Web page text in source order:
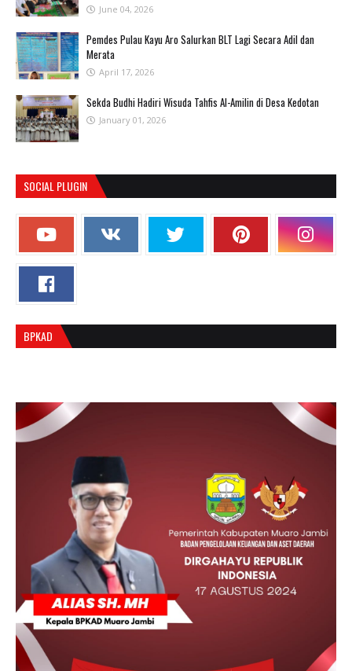
June 04, 2026
Pemdes Pulau Kayu Aro Salurkan BLT Lagi Secara Adil dan
Merata
April 17, 2026
Sekda Budhi Hadiri Wisuda Tahfis Al-Amilin di Desa Kedotan
January 01, 2026
SOCIAL PLUGIN
BPKAD